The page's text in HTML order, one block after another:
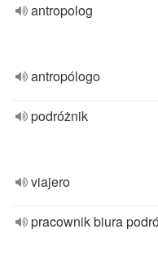
antropolog
antropólogo
podróżnik
viajero
pracownik biura